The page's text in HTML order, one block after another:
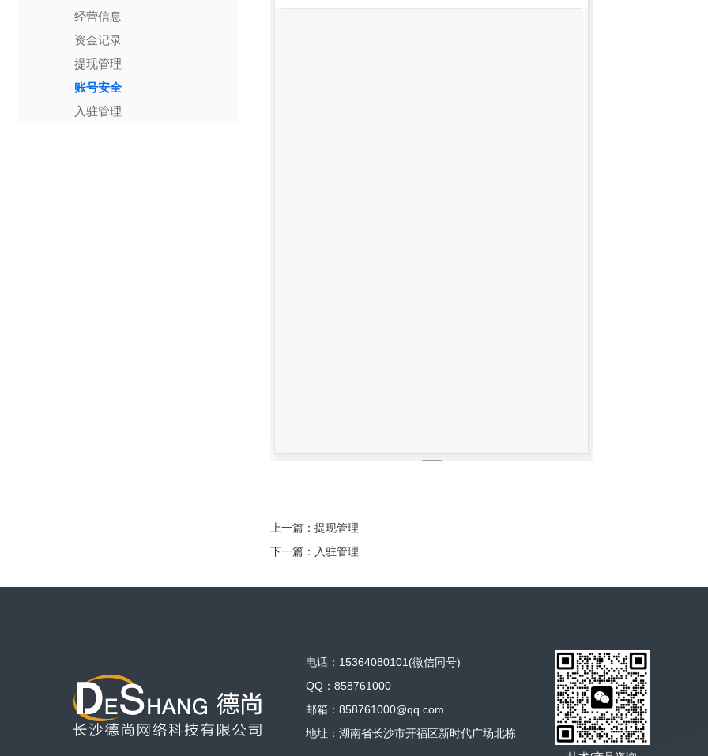
经营信息
资金记录
提现管理
账号安全
入驻管理
上一篇： 提现管理
下一篇： 入驻管理
电话：15364080101(微信同号)
QQ：858761000
邮箱：858761000@qq.com
地址：湖南省长沙市开福区新时代广场北栋